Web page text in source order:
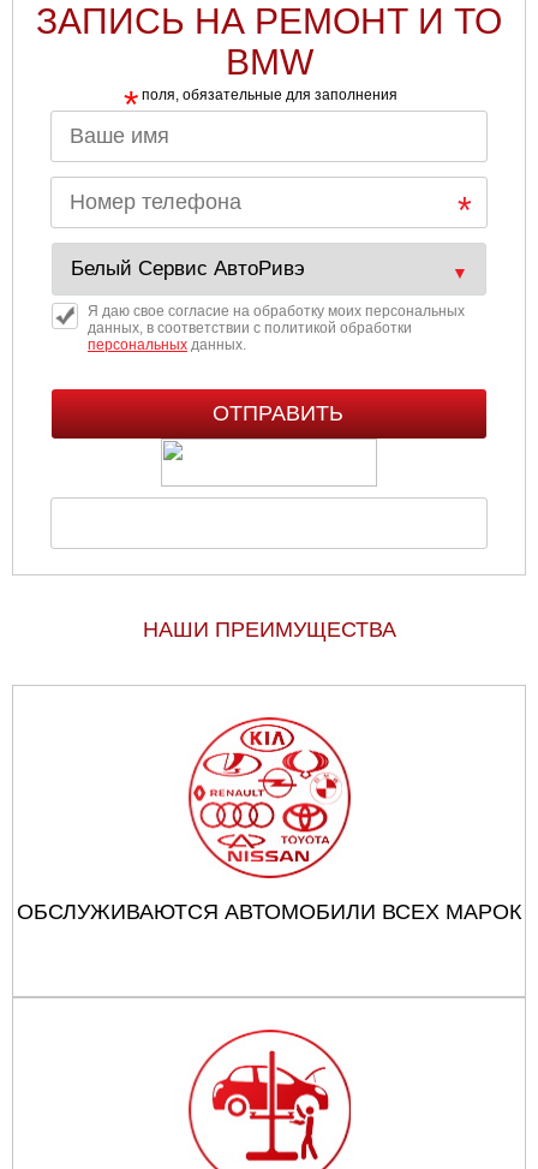
ЗАПИСЬ НА РЕМОНТ И ТО
BMW
* поля, обязательные для заполнения
Я даю свое согласие на обработку моих персональных
данных, в соответствии с политикой обработки
персональныхданных.
НАШИ ПРЕИМУЩЕСТВА
ОБСЛУЖИВАЮТСЯ АВТОМОБИЛИ ВСЕХ МАРОК